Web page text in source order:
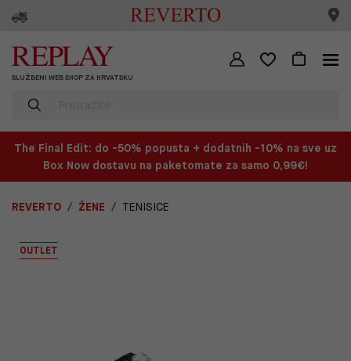
SLUŽBENI WEB SHOP ZA HRVATSKU
The Final Edit: do -50% popusta + dodatnih -10% na sve uz
Box Now dostavu na paketomate za samo 0,99€!
REVERTO ŽENE TENISICE
OUTLET